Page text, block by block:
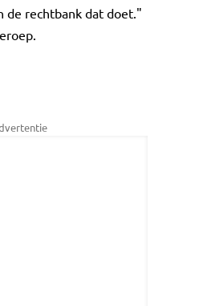
de rechtbank dat doet."